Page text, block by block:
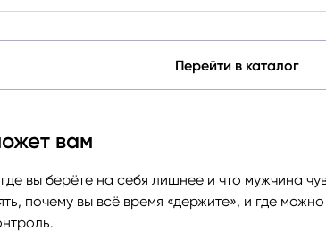
Перейти в каталог
вам
вы берёте на себя лишнее и что мужчина
почему вы всё время «держите», и где